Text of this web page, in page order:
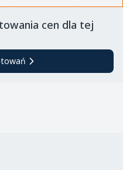
cen dla tej